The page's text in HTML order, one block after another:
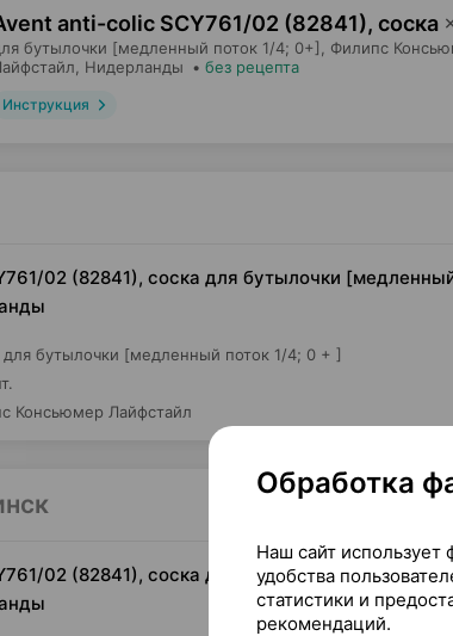
anti-colic SCY761/02 (82841), соска
бутылочки [медленный поток 1/4; 0+],
Филипс
, Нидерланды • без рецепта
Инструкция
02 (82841), соска для бутылочки
для бутылочки [медленный поток 1/4; 0 + ]
Консьюмер Лайфстайл
02 (82841), соска для бутылочки
Обработка
Наш сайт
удобства
статистики и
рекомендаций.